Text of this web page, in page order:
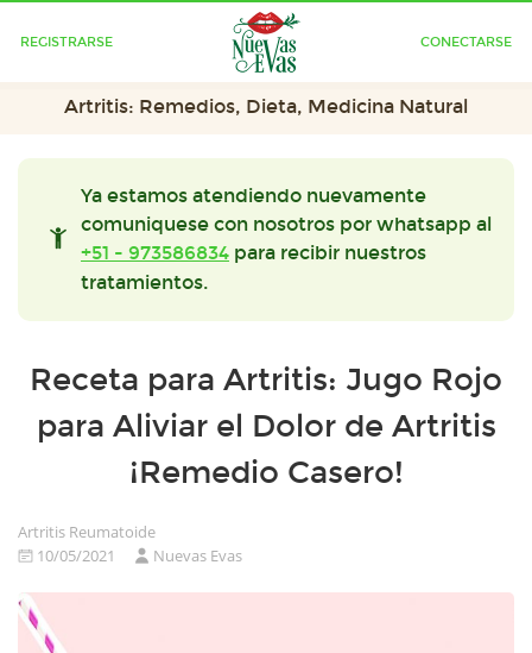
REGISTRARSE CONECTARSE
Artritis: Remedios, Dieta, Medicina Natural
Ya estamos atendiendo nuevamente
comuniquese con nosotros por whatsapp al
+51 - 973586834 para recibir nuestros
tratamientos.
Receta para Artritis: Jugo Rojo
para Aliviar el Dolor de Artritis
¡Remedio Casero!
Artritis Reumatoide
10/05/2021
Nuevas Evas